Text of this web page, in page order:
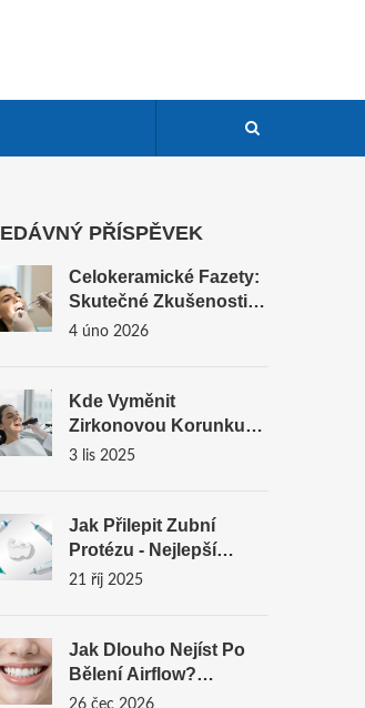
PŘÍSPĚVEK
Celokeramické Fazety:
Skutečné Zkušenosti
Pacientů
4 úno 2026
Kde Vyměnit
Zirkonovou Korunku?
Kde Hledat Odborníka
3 lis 2025
Jak Přilepit Zubní
Protézu - Nejlepší
Materiály A Postupy
21 říj 2025
Jak Dlouho Nejíst Po
Bělení Airflow?
Kompletní Průvodce
26 čec 2026